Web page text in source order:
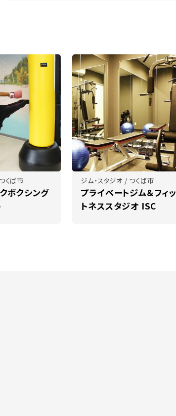
くば市
ボクシング
ジム・スタジオ / つくば市
プライベートジム＆フィッ
トネススタジオ ISC